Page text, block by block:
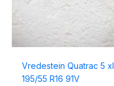
Vredestein Quatrac 5 xl
195/55 R16 91V